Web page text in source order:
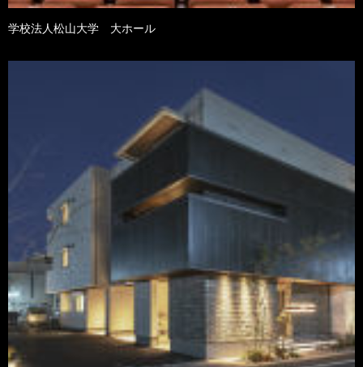
学校法人松山大学 大ホール